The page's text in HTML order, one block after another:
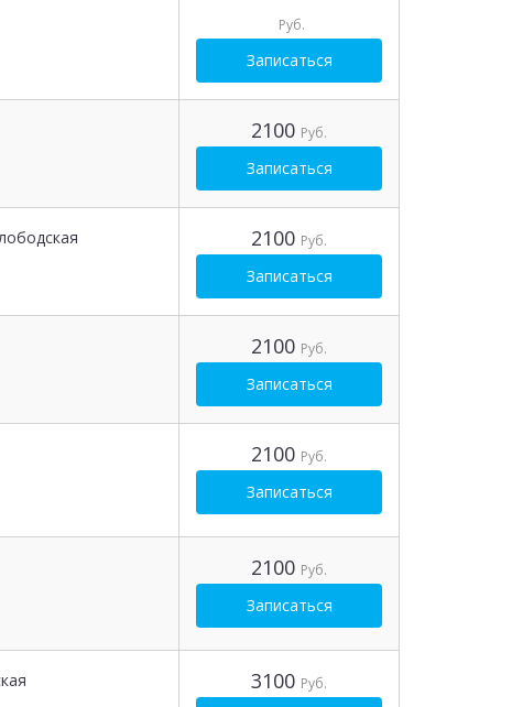
Руб.
Записаться
2100 Руб.
Записаться
2100 Руб.
Записаться
2100 Руб.
Записаться
2100 Руб.
Записаться
2100 Руб.
Записаться
3100 Руб.